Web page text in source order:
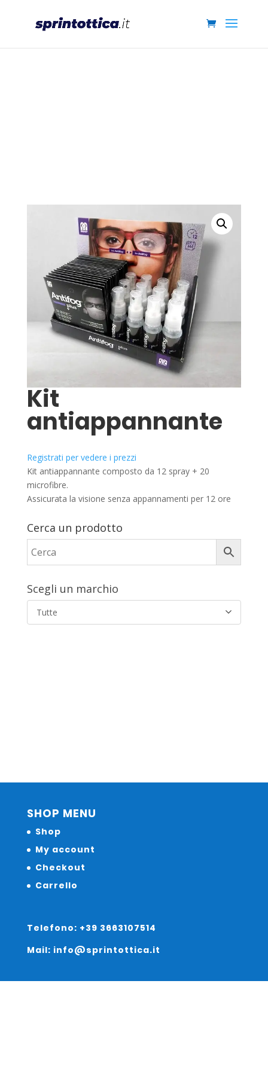
Kit
antiappannante
Registrati per vedere i prezzi
Kit antiappannante composto da 12 spray + 20
microfibre.
Assicurata la visione senza appannamenti per 12 ore
Cerca un prodotto
Scegli un marchio
Tutte
SHOP MENU
Shop
My account
Checkout
Carrello
Telefono: +39 3663107514
Mail: info@sprintottica.it